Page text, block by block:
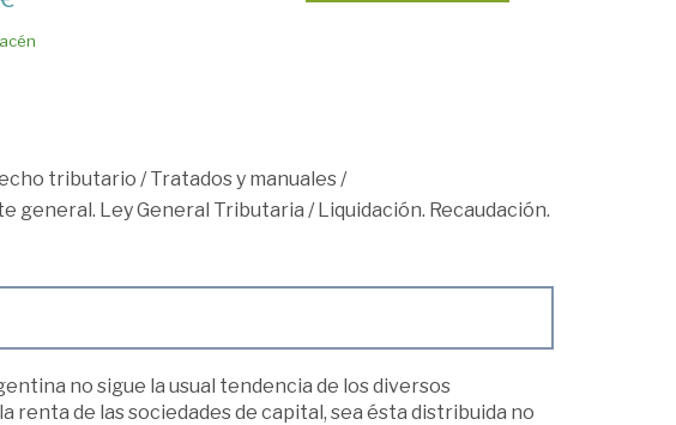
tributario /Tratados y manuales/
general. Ley General Tributaria /Liquidación. Recaudación.
no sigue la usual tendencia de los diversos
de las sociedades de capital, sea ésta distribuida no